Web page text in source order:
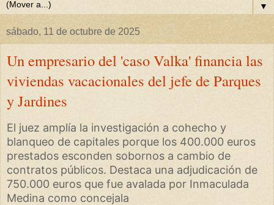
▼
sábado, 11 de octubre de 2025
Un empresario del 'caso Valka' financia las
viviendas vacacionales del jefe de Parques
y Jardines
El juez amplía la investigación a cohecho y
blanqueo de capitales porque los 400.000 euros
prestados esconden sobornos a cambio de
contratos públicos. Destaca una adjudicación de
750.000 euros que fue avalada por Inmaculada
Medina como concejala